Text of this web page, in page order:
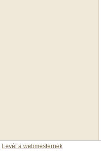
Levél a webmesternek